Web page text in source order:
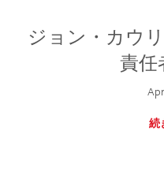
ジョン・カウ
責任
続